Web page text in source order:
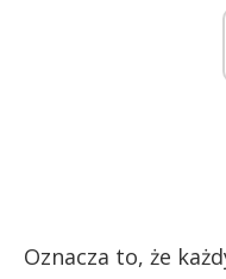
Oznacza to, że